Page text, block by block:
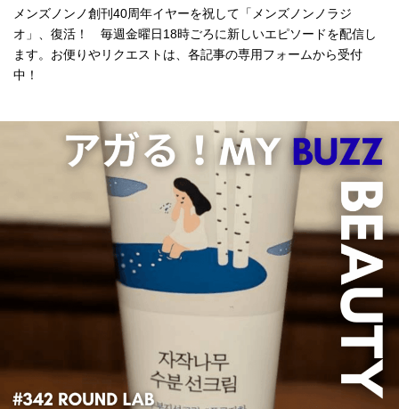
メンズノンノ創刊40周年イヤーを祝して「メンズノンノラジ
オ」、復活！ 毎週金曜日18時ごろに新しいエピソードを配信し
ます。お便りやリクエストは、各記事の専用フォームから受付
中！